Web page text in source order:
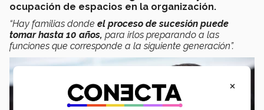
ocupación de espacios en la organización.
“Hay familias donde el proceso de sucesión puede
tomar hasta 10 años, para irlos preparando a las
funciones que corresponde a la siguiente generación”.
×